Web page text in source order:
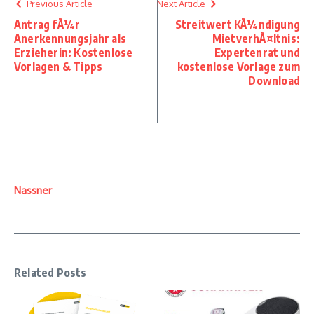
Previous Article
Antrag fÃ¼r
Anerkennungsjahr als
Erzieherin: Kostenlose
Vorlagen & Tipps
Next Article
Streitwert KÃ¼ndigung
MietverhÃ¤ltnis:
Expertenrat und
kostenlose Vorlage zum
Download
Nassner
Related Posts